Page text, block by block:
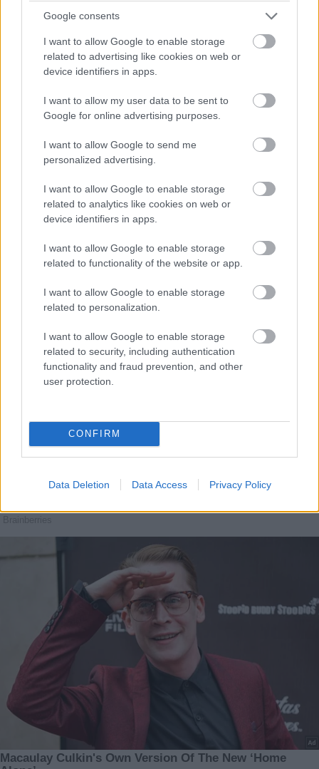
Google consents
I want to allow Google to enable storage
related to advertising like cookies on web or
device identifiers in apps.
I want to allow my user data to be sent to
Google for online advertising purposes.
I want to allow Google to send me
personalized advertising.
I want to allow Google to enable storage
related to analytics like cookies on web or
device identifiers in apps.
I want to allow Google to enable storage
related to functionality of the website or app.
I want to allow Google to enable storage
related to personalization.
I want to allow Google to enable storage
related to security, including authentication
functionality and fraud prevention, and other
user protection.
CONFIRM
Data Deletion Data Access Privacy Policy